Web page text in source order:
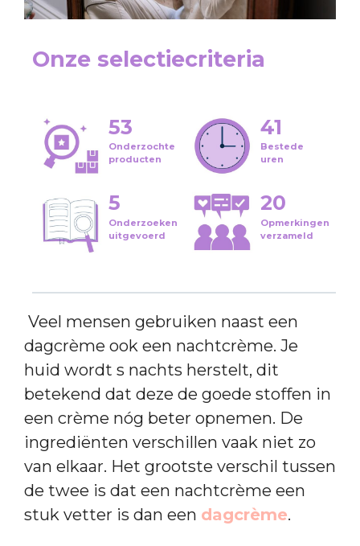
Onze selectiecriteria
53
Onderzochte
producten
41
Bestede
uren
5
Onderzoeken
uitgevoerd
20
Opmerkingen
verzameld
Veel mensen gebruiken naast een
dagcrème ook een nachtcrème. Je
huid wordt s nachts herstelt, dit
betekend dat deze de goede stoffen in
een crème nóg beter opnemen. De
ingrediënten verschillen vaak niet zo
van elkaar. Het grootste verschil tussen
de twee is dat een nachtcrème een
stuk vetter is dan een dagcrème.